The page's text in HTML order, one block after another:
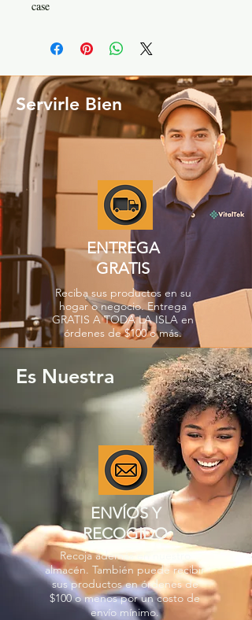
case
Servirle Bien
ENTREGA
GRATIS
Reciba sus productos en su
hogar o negocio. Entrega
GRATIS A TODA LA ISLA en
órdenes de $100 o más.
Es Nuestra
ENVÍOS Y
RECOGIDO
Recoja además en nuestro
almacén. También puede recibir
sus productos en órdenes de
$100 o menos por un costo de
envío mínimo.